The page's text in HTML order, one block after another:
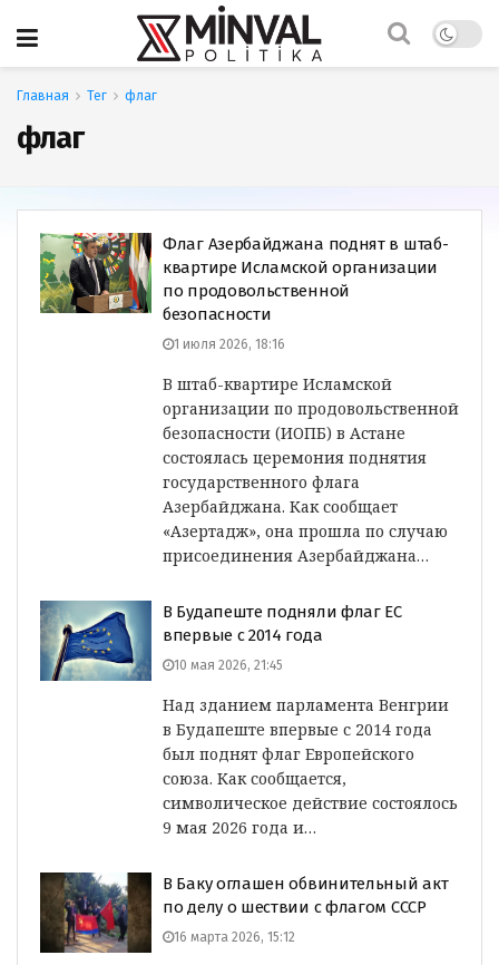
Главная Тег флаг
флаг
Флаг Азербайджана поднят в штаб-
квартире Исламской организации
по продовольственной
безопасности
1 июля 2026, 18:16
В штаб-квартире Исламской
организации по продовольственной
безопасности (ИОПБ) в Астане
состоялась церемония поднятия
государственного флага
Азербайджана. Как сообщает
«Азертадж», она прошла по случаю
присоединения Азербайджана…
В Будапеште подняли флаг ЕС
впервые с 2014 года
10 мая 2026, 21:45
Над зданием парламента Венгрии
в Будапеште впервые с 2014 года
был поднят флаг Европейского
союза. Как сообщается,
символическое действие состоялось
9 мая 2026 года и…
В Баку оглашен обвинительный акт
по делу о шествии с флагом СССР
16 марта 2026, 15:12